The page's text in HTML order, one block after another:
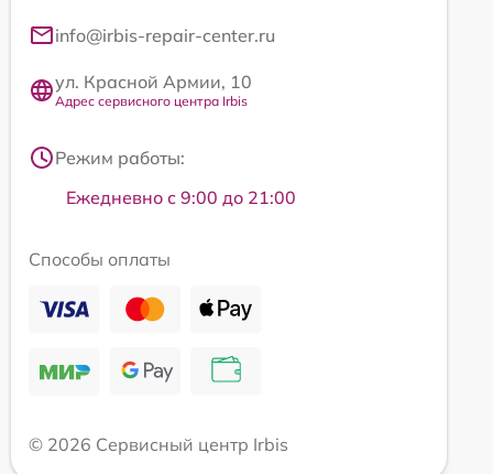
info@irbis-repair-center.ru
ул. Красной Армии, 10
Адрес сервисного центра Irbis
Режим работы:
Ежедневно с 9:00 до 21:00
Способы оплаты
© 2026 Сервисный центр Irbis